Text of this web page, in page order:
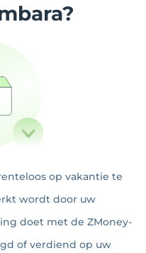
op vakantie te
wordt door uw
doet met de ZMoney-
of verdiend op uw
?